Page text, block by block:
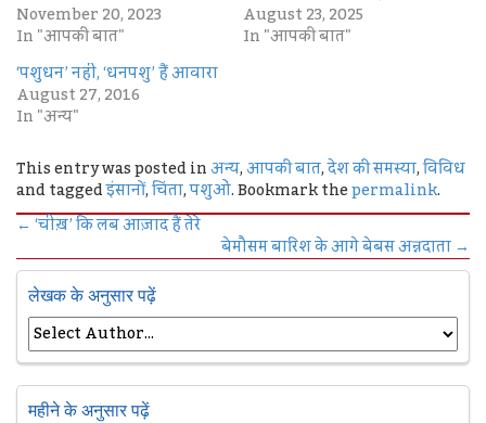
November 20, 2023
In "आपकी बात"
August 23, 2025
In "आपकी बात"
‘पशुधन’ नहीं, ‘धनपशु’ हैं आवारा
August 27, 2016
In "अन्य"
This entry was posted inअन्य,आपकी बात,देश की समस्या,विविध
and taggedइंसानों,चिंता,पशुओं. Bookmark thepermalink.
←‘चीख़’ कि लब आज़ाद हैं तेरे
बेमौसम बारिश के आगे बेबस अन्नदाता→
लेखक के अनुसार पढ़ें
महीने के अनुसार पढ़ें